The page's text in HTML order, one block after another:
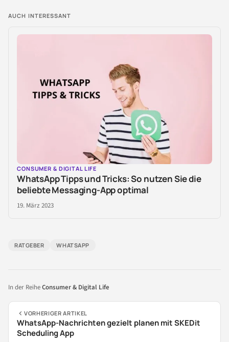
AUCH INTERESSANT
CONSUMER & DIGITAL LIFE
WhatsApp Tipps und Tricks: So nutzen Sie die
beliebte Messaging-App optimal
19. März 2023
RATGEBER WHATSAPP
In der ReiheConsumer & Digital Life
VORHERIGER ARTIKEL
WhatsApp-Nachrichten gezielt planen mit SKEDit
Scheduling App